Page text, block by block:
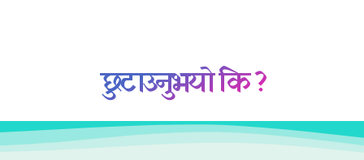
छुटाउनुभयो कि ?